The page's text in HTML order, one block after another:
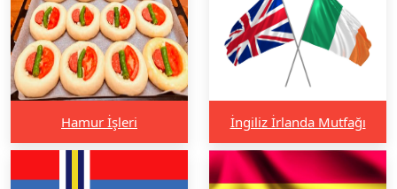
Hamur İşleri İngiliz İrlanda Mutfağı